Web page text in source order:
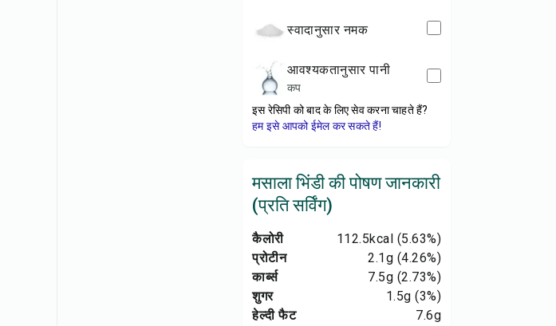
स्वादानुसार नमक
आवश्यकतानुसार पानी
कप
इस रेसिपी को बाद के लिए सेव करना चाहते हैं?
हम इसे आपको ईमेल कर सकते हैं!
मसाला भिंडी की पोषण जानकारी
(प्रति सर्विंग)
कैलोरी 112.5kcal (5.63%)
प्रोटीन
2.1g (4.26%)
कार्ब्स
7.5g (2.73%)
शुगर
1.5g (3%)
हेल्दी फैट
7.6g